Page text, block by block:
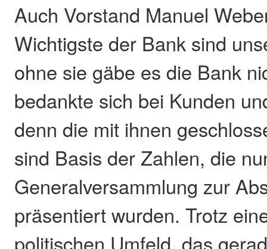
Auch Vorstand Manuel
Wichtigste der Bank sind
ohne sie gäbe es die Bank
bedankte sich bei Kunden
denn die mit ihnen
sind Basis der Zahlen, die
Generalversammlung zur
präsentiert wurden. Trotz
politischen Umfeld, das